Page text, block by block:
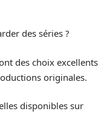
des séries ?
des choix excellents
originales.
disponibles sur